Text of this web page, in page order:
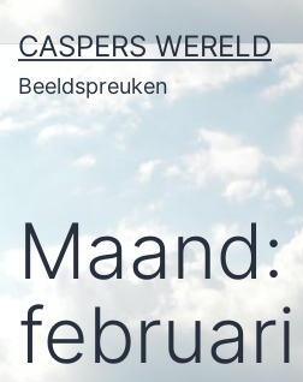
naar
de
inhoud
CASPERS WERELD
Beeldspreuken
Maand: